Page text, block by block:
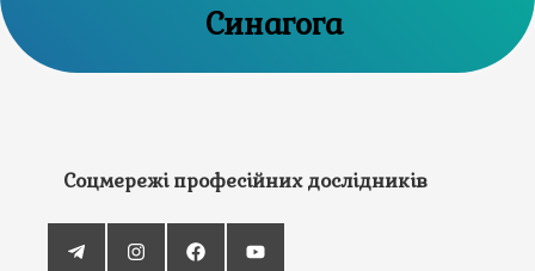
Синагога
Соцмережі професійних дослідників